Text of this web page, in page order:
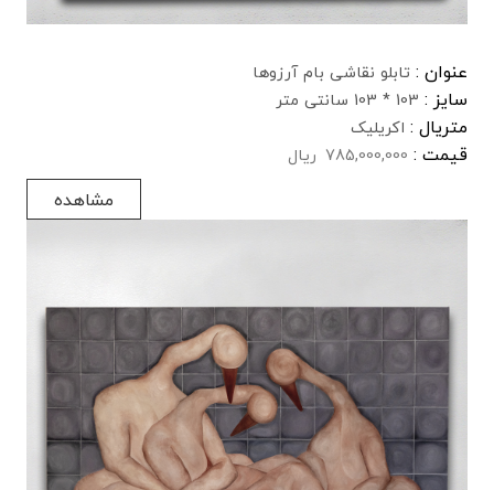
عنوان : تابلو نقاشی بام آرزوها
سایز : 103 * 103 سانتی متر
متریال : اکریلیک
قیمت : 785,000,000 ریال
مشاهده